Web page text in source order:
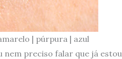
| púrpura | azul
nem preciso falar que já estou